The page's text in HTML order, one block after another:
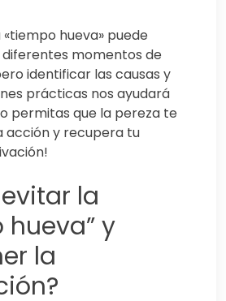
«tiempo hueva» puede
momentos de
identificar las causas y
prácticas nos ayudará
permitas que la pereza te
acción y recupera tu
la
hueva” y
la